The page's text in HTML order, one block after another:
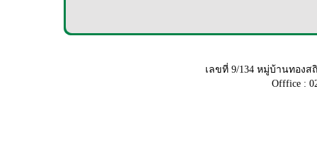
เลขที่ 9/134 หมู่บ้านทอง
Offfice :